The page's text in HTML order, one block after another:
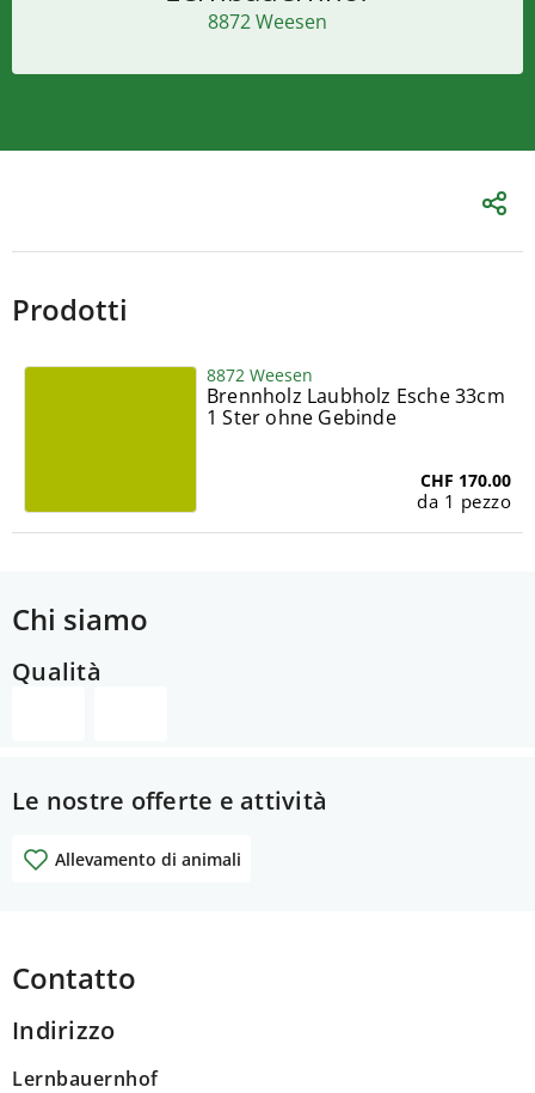
8872 Weesen
Prodotti
8872 Weesen
Brennholz Laubholz Esche 33cm
1 Ster ohne Gebinde
CHF 170.00
da 1 pezzo
Chi siamo
Qualità
Le nostre offerte e attività
Allevamento di animali
Contatto
Indirizzo
Lernbauernhof